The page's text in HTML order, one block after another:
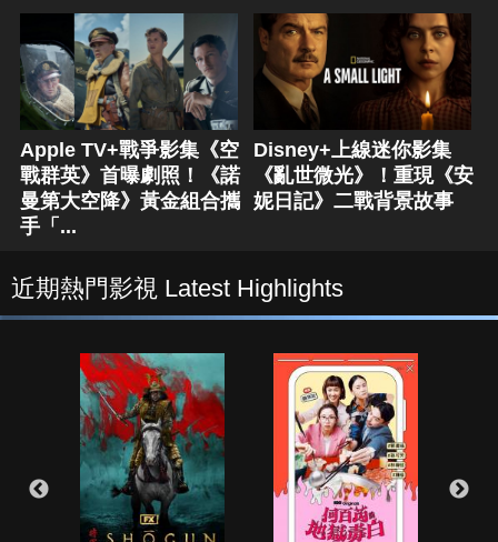
Apple TV+戰爭影集《空
戰群英》首曝劇照！《諾
曼第大空降》黃金組合攜
手「...
Disney+上線迷你影集
《亂世微光》！重現《安
妮日記》二戰背景故事
近期熱門影視 Latest Highlights